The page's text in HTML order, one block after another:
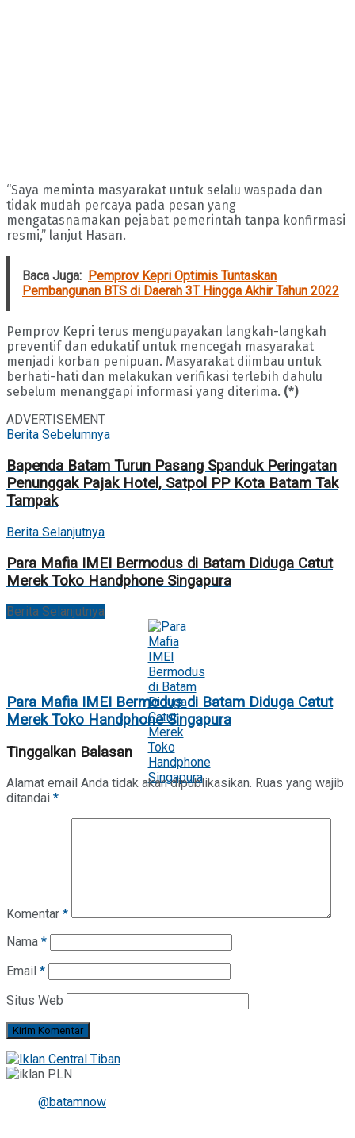
“Saya meminta masyarakat untuk selalu waspada dan
tidak mudah percaya pada pesan yang
mengatasnamakan pejabat pemerintah tanpa konfirmasi
resmi,” lanjut Hasan.
Baca Juga: Pemprov Kepri Optimis Tuntaskan
Pembangunan BTS di Daerah 3T Hingga Akhir Tahun 2022
Pemprov Kepri terus mengupayakan langkah-langkah
preventif dan edukatif untuk mencegah masyarakat
menjadi korban penipuan. Masyarakat diimbau untuk
berhati-hati dan melakukan verifikasi terlebih dahulu
sebelum menanggapi informasi yang diterima. (*)
ADVERTISEMENT
Berita Sebelumnya
Bapenda Batam Turun Pasang Spanduk Peringatan
Penunggak Pajak Hotel, Satpol PP Kota Batam Tak
Tampak
Berita Selanjutnya
Para Mafia IMEI Bermodus di Batam Diduga Catut
Merek Toko Handphone Singapura
Berita Selanjutnya
Para Mafia IMEI Bermodus di Batam Diduga Catut
Merek Toko Handphone Singapura
Tinggalkan Balasan
Alamat email Anda tidak akan dipublikasikan. Ruas yang wajib
ditandai *
Komentar *
Nama *
Email *
Situs Web
@batamnow